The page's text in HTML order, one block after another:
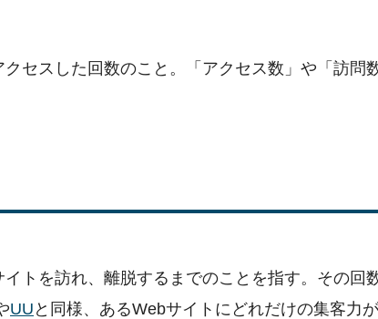
セスした回数のこと。「アクセス数」や「訪問
トを訪れ、離脱するまでのことを指す。その回
UU と同様、あるWebサイトにどれだけの集客力